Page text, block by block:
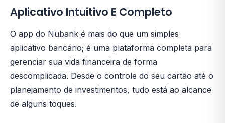
Aplicativo Intuitivo E Completo
O app do Nubank é mais do que um simples
aplicativo bancário; é uma plataforma completa para
gerenciar sua vida financeira de forma
descomplicada. Desde o controle do seu cartão até o
planejamento de investimentos, tudo está ao alcance
de alguns toques.